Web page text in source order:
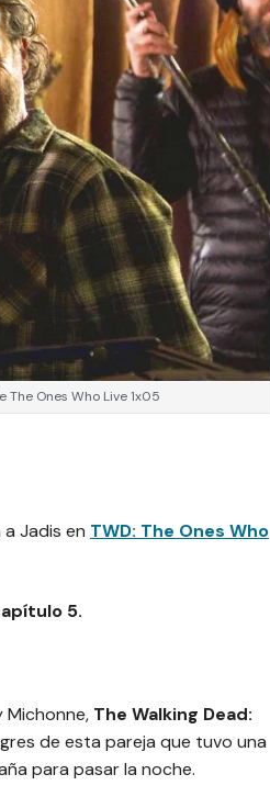
Ones Who Live 1x05
Jadis en TWD: The Ones Who
5.
Michonne, The Walking Dead:
de esta pareja que tuvo una
para pasar la noche.